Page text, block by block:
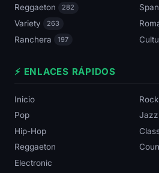
Reggaeton 282
Variety 263
Ranchera 197
⚡ ENLACES RÁPIDOS
Inicio
Rock
Pop
Jazz
Hip-Hop
Reggaeton
Electronic